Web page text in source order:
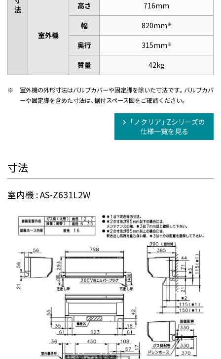
法
室外機
高さ
716mm
幅
820mm※
奥行 315mm※
質量 42kg
※
室外機の外形寸法はバルブカバーや固定脚を除いた寸法です。バルブカバ
ーや固定脚を含めた寸法は、据付スペース図をご確認ください。
「ノクリア」 Zシリーズの
仕様一覧を見る
寸法
室内機 : AS-Z631L2W